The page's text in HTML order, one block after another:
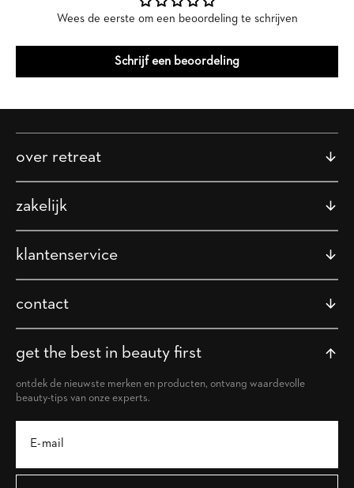
Wees de eerste om een beoordeling te schrijven
Schrijf een beoordeling
over retreat
zakelijk
klantenservice
contact
get the best in beauty first
ontdek de nieuwste merken en producten, ontvang waardevolle
beauty-tips van onze experts.